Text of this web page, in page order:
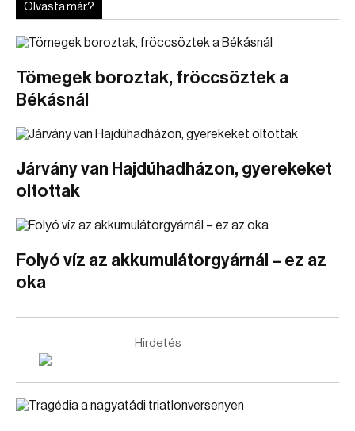
Olvasta már?
Tömegek boroztak, fröccsöztek a
Békásnál
Járvány van Hajdúhadházon, gyerekeket
oltottak
Folyó víz az akkumulátorgyárnál – ez az
oka
Hirdetés